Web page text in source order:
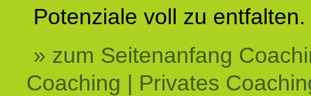
Potenziale voll zu entfalten.
» zum Seitenanfang
Coaching | Privates